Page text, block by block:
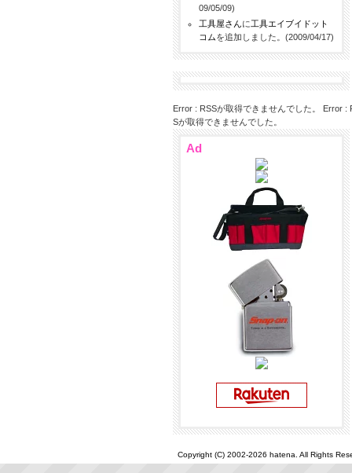
09/05/09)
工具屋さんに工具エイブイドット
コムを追加しました。(2009/04/17)
Error : RSSが取得できませんでした。 Error :
Sが取得できませんでした。
Ad
Copyright (C) 2002-2026 hatena. All Rights